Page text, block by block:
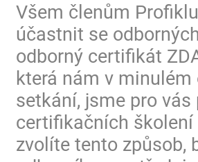
Všem členům
účastnit se
odborný certifikát
která nám v
setkání, jsme pro
certifikačních školení
zvolíte tento způsob,